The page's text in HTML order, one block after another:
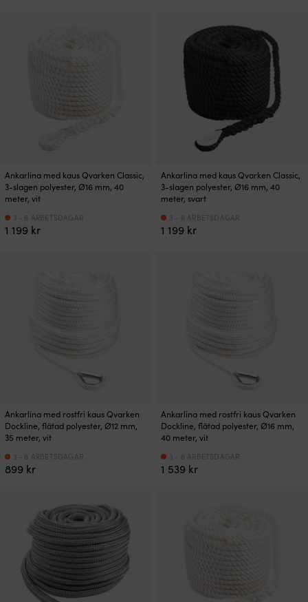
Ankarlina med kaus Qvarken Classic,
3-slagen polyester, Ø16 mm, 40
meter, vit
1 199 kr
3 - 6 ARBETSDAGAR
Ankarlina med kaus Qvarken Classic,
3-slagen polyester, Ø16 mm, 40
meter, svart
1 199 kr
3 - 6 ARBETSDAGAR
Ankarlina med rostfri kaus Qvarken
Dockline, flätad polyester, Ø12 mm,
35 meter, vit
899 kr
3 - 6 ARBETSDAGAR
Ankarlina med rostfri kaus Qvarken
Dockline, flätad polyester, Ø16 mm,
40 meter, vit
1 539 kr
3 - 6 ARBETSDAGAR